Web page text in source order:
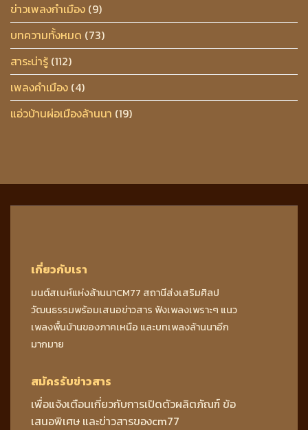
ข่าวเพลงกำเมือง (9)
บทความทั้งหมด (73)
สาระน่ารู้ (112)
เพลงคำเมือง (4)
แอ่วบ้านผ่อเมืองล้านนา (19)
เกี่ยวกับเรา
มนต์สเนห์แห่งล้านนาCM77 สถานีส่งเสริมศิลป
วัฒนธรรมพร้อมเสนอข่าวสาร ฟังเพลงเพราะๆ แนว
เพลงพื้นบ้านของภาคเหนือ และบทเพลงล้านนาอีก
มากมาย
สมัครรับข่าวสาร
เพื่อแจ้งเตือนเกี่ยวกับการเปิดตัวผลิตภัณฑ์ ข้อ
เสนอพิเศษ และข่าวสารของcm77